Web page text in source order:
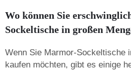
Wo können Sie
Sockeltische in großen
Wenn Sie Marmor-Sockeltische
kaufen möchten, gibt es einige